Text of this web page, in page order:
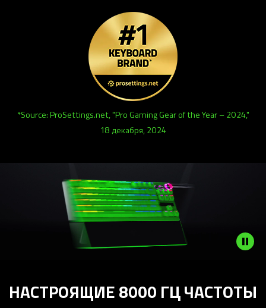
*Source: ProSettings.net, "Pro Gaming Gear of the Year – 2024,"
18 декабря, 2024
НАСТРОЯЩИЕ 8000 ГЦ ЧАСТОТЫ